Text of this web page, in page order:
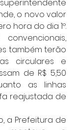
o novo valor
hora do dia 1º.
também terão
circulares e
de R$ 5,50
as linhas
reajustada de